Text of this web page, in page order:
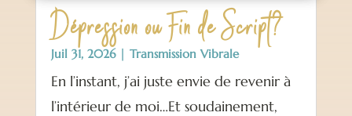
Dépression ou Fin de Script?
Juil 31, 2026| Transmission Vibrale
En l’instant, j’ai juste envie de revenir à
l’intérieur de moi…Et soudainement,